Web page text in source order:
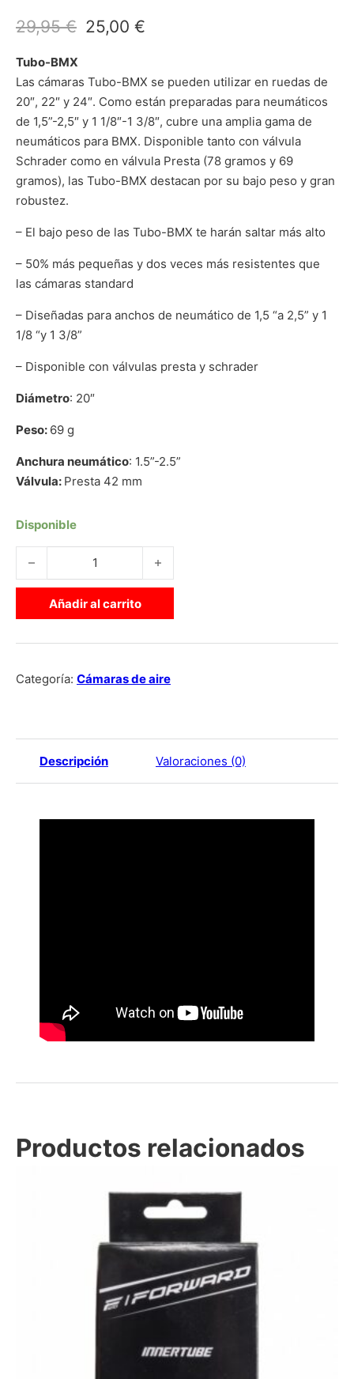
29,95€ El precio original era: 29,95 €.
25,00 €
Tubo-BMX
Las cámaras Tubo-BMX se pueden utilizar en ruedas de
20″, 22″ y 24″. Como están preparadas para neumáticos
de 1,5”-2,5″ y 1 1/8″-1 3/8″, cubre una amplia gama de
neumáticos para BMX. Disponible tanto con válvula
Schrader como en válvula Presta (78 gramos y 69
gramos), las Tubo-BMX destacan por su bajo peso y gran
robustez.
– El bajo peso de las Tubo-BMX te harán saltar más alto
– 50% más pequeñas y dos veces más resistentes que
las cámaras standard
– Diseñadas para anchos de neumático de 1,5 “a 2,5” y 1
1/8 “y 1 3/8”
– Disponible con válvulas presta y schrader
Diámetro: 20″
Peso: 69 g
Anchura neumático: 1.5”-2.5”
Válvula: Presta 42 mm
Disponible
CÁMARA TUBOLITO TUBO-BMX VALVULA FINA (20x1 1/
Añadir al carrito
Categoría: Cámaras de aire
Descripción Valoraciones (0)
Productos relacionados